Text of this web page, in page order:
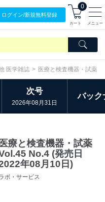
ログイン/新規無料登録
0
カート メニュー
医学雑誌 医療と検査機器・試薬
次号
2026年08月31日
バック
医療と検査機器・試薬
No.4 (発売日
年08月10日)
ボ・サービス